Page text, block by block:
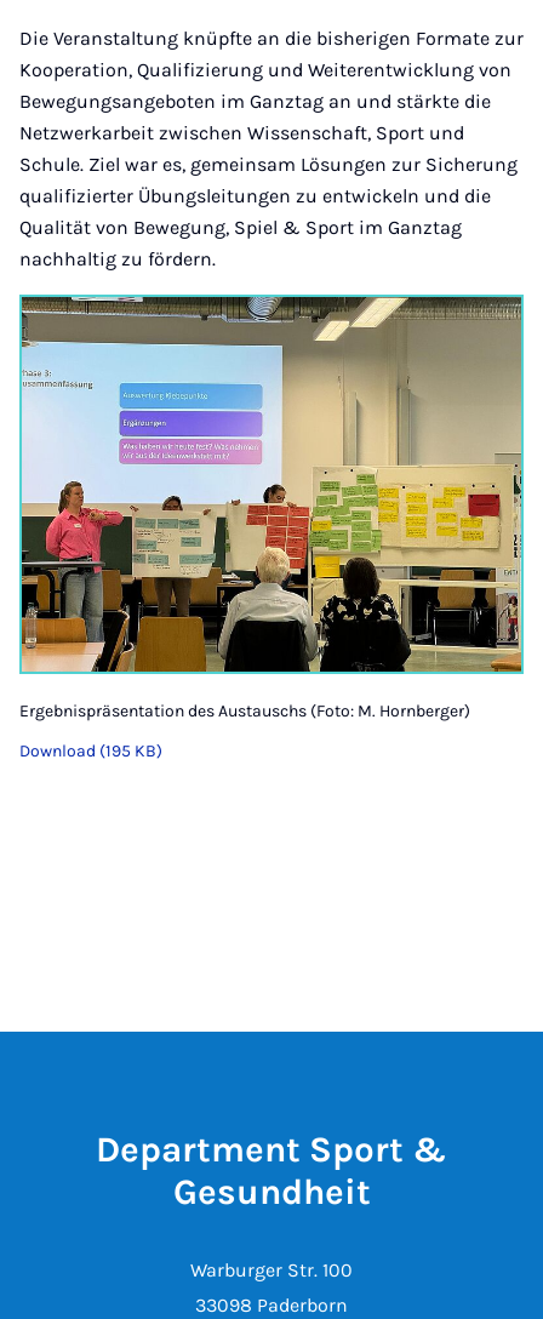
Die Veranstaltung knüpfte an die bisherigen Formate zur
Kooperation, Qualifizierung und Weiterentwicklung von
Bewegungsangeboten im Ganztag an und stärkte die
Netzwerkarbeit zwischen Wissenschaft, Sport und
Schule. Ziel war es, gemeinsam Lösungen zur Sicherung
qualifizierter Übungsleitungen zu entwickeln und die
Qualität von Bewegung, Spiel & Sport im Ganztag
nachhaltig zu fördern.
Ergebnispräsentation des Austauschs (Foto: M. Hornberger)
Download (195 KB)
Department Sport &
Gesundheit
Warburger Str. 100
33098 Paderborn